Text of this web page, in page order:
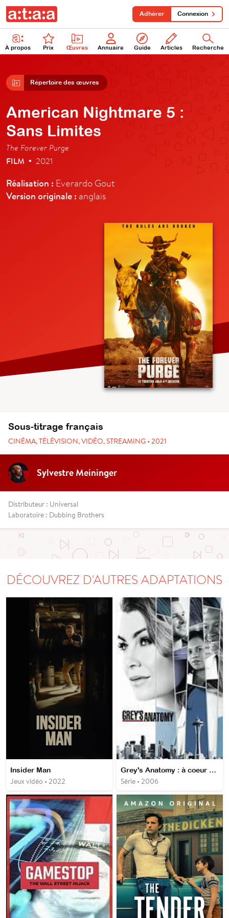
À propos Prix Œuvres Annuaire Guide Articles Recherche
Adhérer Connexion
Répertoire des œuvres
American Nightmare 5 :
Sans Limites
The Forever Purge
FILM • 2021
Réalisation : Everardo Gout
Version originale : anglais
Sous-titrage français
CINÉMA, TÉLÉVISION, VIDÉO, STREAMING • 2021
Sylvestre Meininger
Distributeur : Universal
Laboratoire : Dubbing Brothers
DÉCOUVREZ D'AUTRES ADAPTATIONS
Insider Man
Jeux vidéo • 2022
Grey's Anatomy : à coeur ouvert
Série • 2006